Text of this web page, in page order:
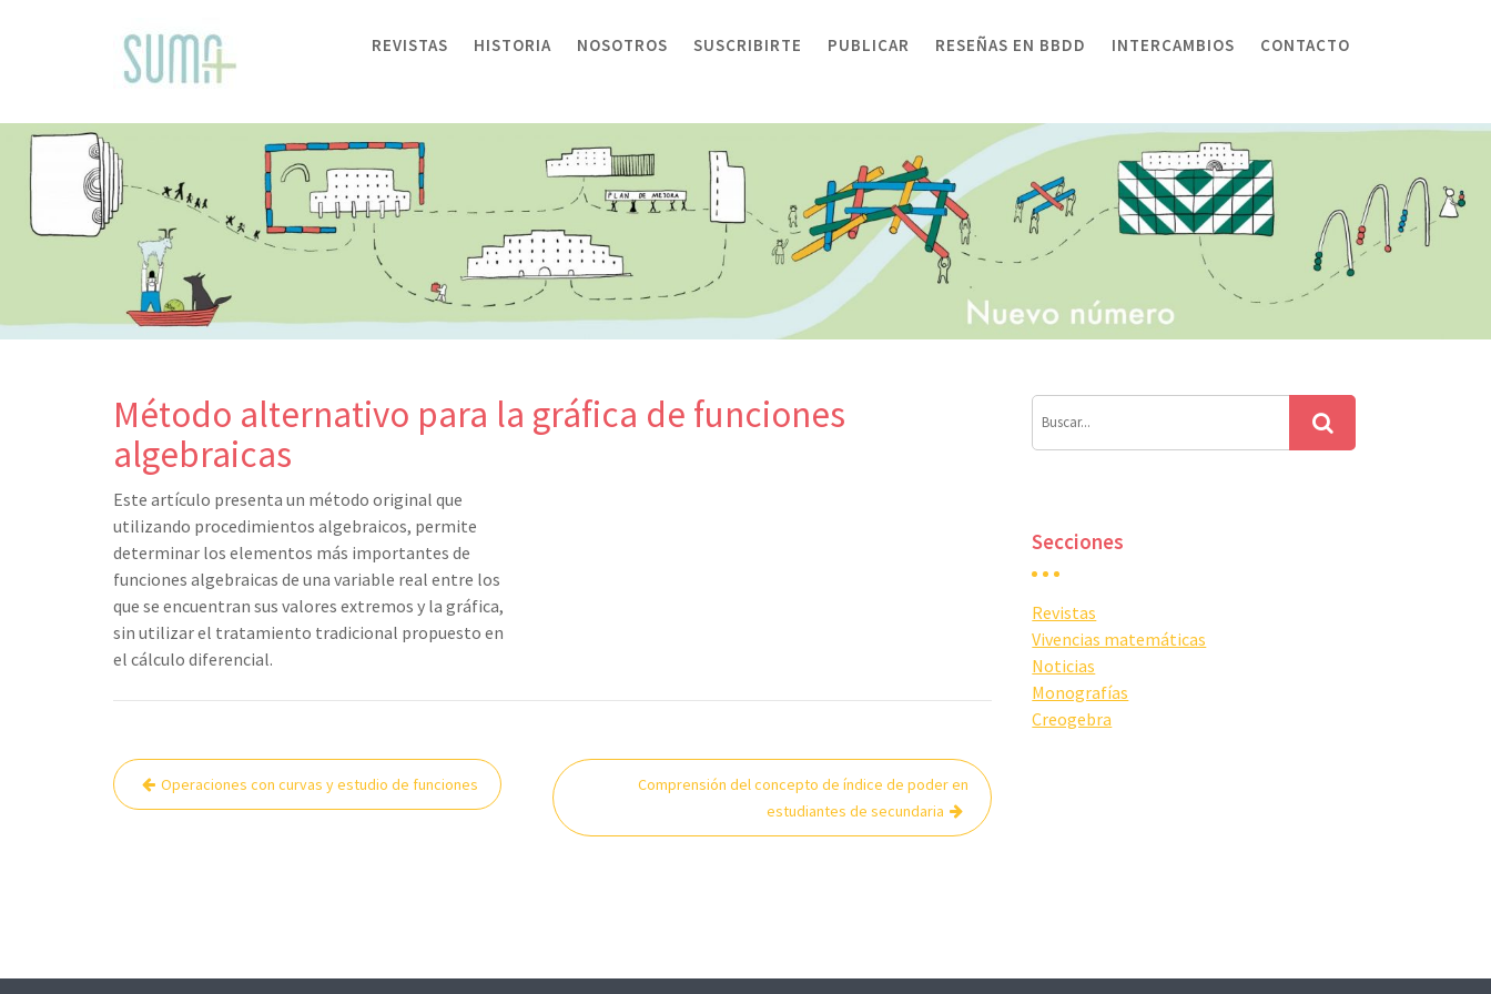
REVISTAS HISTORIA NOSOTROS SUSCRIBIRTE PUBLICAR RESEÑAS EN BBDD INTERCAMBIOS CONTACTO
Método alternativo para la gráfica de funciones
algebraicas
Este artículo presenta un método original que
utilizando procedimientos algebraicos, permite
determinar los elementos más importantes de
funciones algebraicas de una variable real entre los
que se encuentran sus valores extremos y la gráfica,
sin utilizar el tratamiento tradicional propuesto en
el cálculo diferencial.
Navegación
de
Operaciones con curvas y estudio de funciones
Comprensión del concepto de índice de poder en
estudiantes de secundaria
Secciones
Revistas
Vivencias matemáticas
Noticias
Monografías
Creogebra